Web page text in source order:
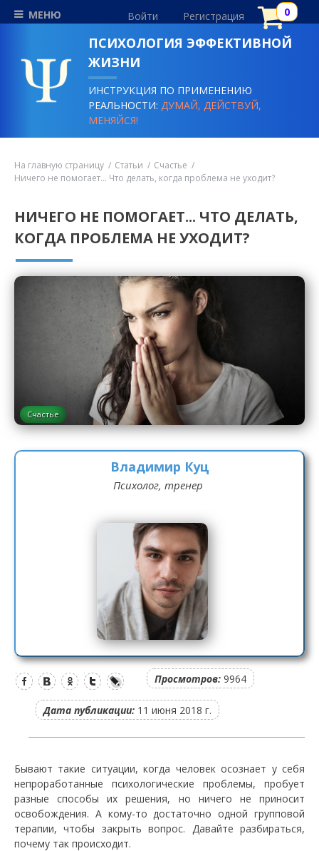
МЕНЮ Войти Регистрация
ПСИХОЛОГИЯ ЭФФЕКТИВНОЙ
ЖИЗНИ
ИНСТРУКЦИЯ ПО ПРИМЕНЕНИЮ
РЕАЛЬНОСТИ:ДУМАЙ, ДЕЙСТВУЙ,
МЕНЯЙСЯ!
На главную страницу Статьи
Счастье
Ничего не помогает... Что делать, когда проблема не уходит?
НИЧЕГО НЕ ПОМОГАЕТ... ЧТО ДЕЛАТЬ,
КОГДА ПРОБЛЕМА НЕ УХОДИТ?
Счастье
Владимир Куц
Психолог, тренер
Просмотров: 9964
Дата публикации: 11 июня 2018 г.
Бывают такие ситуации, когда человек осознает у себя
непроработанные психологические проблемы, пробует
разные способы их решения, но ничего не приносит
освобождения. А кому-то достаточно одной групповой
терапии, чтобы закрыть вопрос. Давайте разбираться,
почему так происходит.